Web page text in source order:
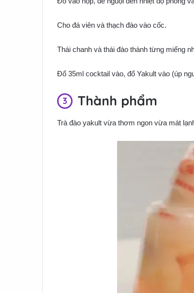
Cho đá viên và thạch đào vào cốc.
Thái chanh và thái đào thành từng miếng
Đổ 35ml cocktail vào, đổ Yakult vào (úp
Thành phẩm
Trà đào yakult vừa thơm ngon vừa mát